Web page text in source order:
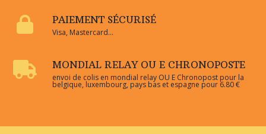
PAIEMENT SÉCURISÉ
Visa, Mastercard...
MONDIAL RELAY OU E CHRONOPOSTE
envoi de colis en mondial relay OU E Chronopost pour la
belgique, luxembourg, pays bas et espagne pour 6.80 €